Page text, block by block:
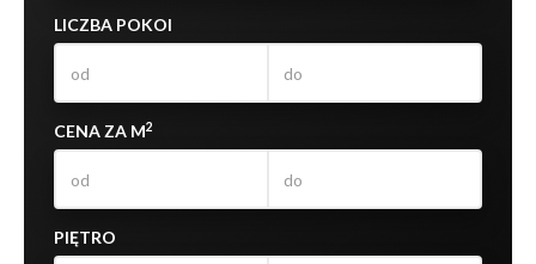
LICZBA POKOI
CENA ZA M2
PIĘTRO